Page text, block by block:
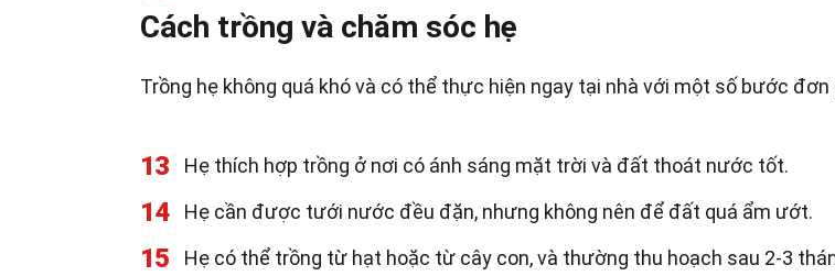
Cách trồng và chăm sóc hẹ
Trồng hẹ không quá khó và có thể thực hiện ngay tại nhà với một số bước đơn
13 Hẹ thích hợp trồng ở nơi có ánh sáng mặt trời và đất thoát nước tốt.
14 Hẹ cần được tưới nước đều đặn, nhưng không nên để đất quá ẩm ướt.
15 Hẹ có thể trồng từ hạt hoặc từ cây con, và thường thu hoạch sau 2-3